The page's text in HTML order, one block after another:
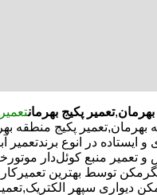
,تعمیر پکیج بهرمان
بهرمان,تعمیر پکیج منطقه
و ایستاده در انوع
تعمیر منبع کوئل‌دار
توسط بهترین
دیواری سپهر